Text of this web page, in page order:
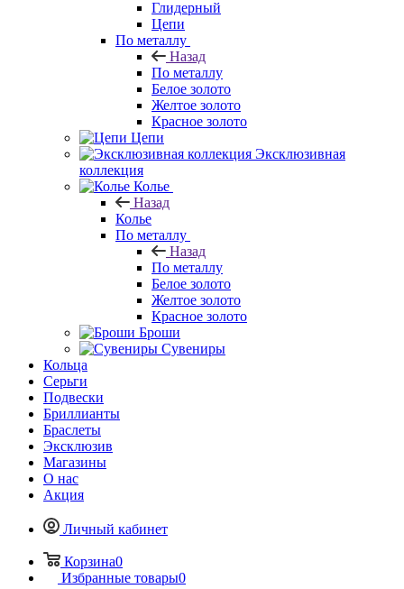
Глидерный
Цепи
По металлу
Назад
По металлу
Белое золото
Желтое золото
Красное золото
Цепи
Эксклюзивная
коллекция
Колье
Назад
Колье
По металлу
Назад
По металлу
Белое золото
Желтое золото
Красное золото
Броши
Сувениры
Кольца
Серьги
Подвески
Бриллианты
Браслеты
Эксклюзив
Магазины
О нас
Акция
Личный кабинет
Корзина0
Избранные товары0